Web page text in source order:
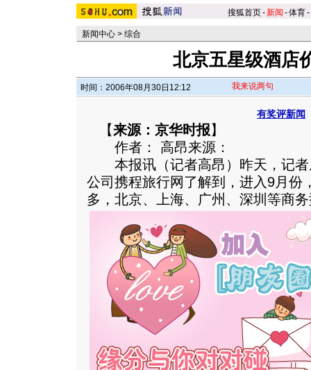
搜狐首页-新闻 -体育-
新闻中心 > 综合
北京五星级酒店
时间：2006年08月30日12:12 我来说两句
有奖评新闻
【来源：京华时报】
作者： 高昂来源：
本报讯（记者高昂）昨天，记者
公司携程旅行网了解到，进入9月份
多，北京、上海、广州、深圳等商